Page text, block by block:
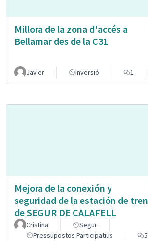
Millora de la zona d'accés a
Bellamar des de la C31
Javier Inversió 1
Mejora de la conexión y
seguridad de la estación de tren
de SEGUR DE CALAFELL
Cristina
Segur
Pressupostos Participatius
5